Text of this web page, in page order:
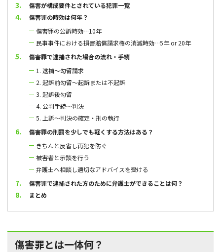
傷害が構成要件とされている犯罪一覧
傷害罪の時効は何年？
傷害罪の公訴時効…10年
民事事件における損害賠償請求権の消滅時効…5年 or 20年
傷害罪で逮捕された場合の流れ・手続
1. 逮捕～勾留請求
2. 起訴前勾留～起訴または不起訴
3. 起訴後勾留
4. 公判手続～判決
5. 上訴～判決の確定・刑の執行
傷害罪の刑罰を少しでも軽くする方法はある？
きちんと反省し再犯を防ぐ
被害者と示談を行う
弁護士へ相談し適切なアドバイスを受ける
傷害罪で逮捕された方のために弁護士ができることは何？
まとめ
傷害罪とは一体何？